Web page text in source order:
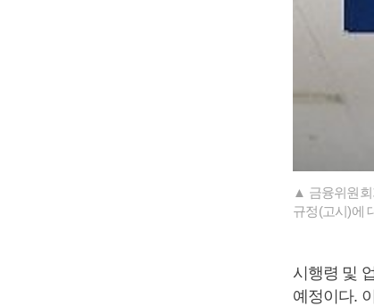
▲ 금융위원회
규정(고시)에
시행령 및
예정이다.